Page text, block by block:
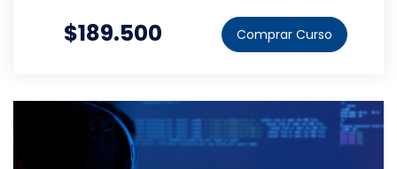
$189.500 Comprar Curso